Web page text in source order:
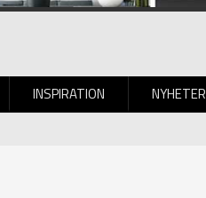
INSPIRATION NYHETER